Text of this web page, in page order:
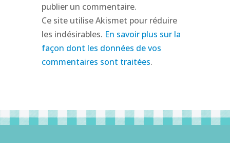
publier un commentaire.
Ce site utilise Akismet pour réduire
les indésirables. En savoir plus sur la
façon dont les données de vos
commentaires sont traitées.